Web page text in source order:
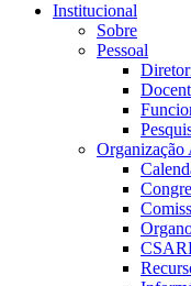
Institucional
Sobre
Pessoal
Organização